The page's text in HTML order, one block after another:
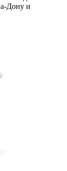
Дону и